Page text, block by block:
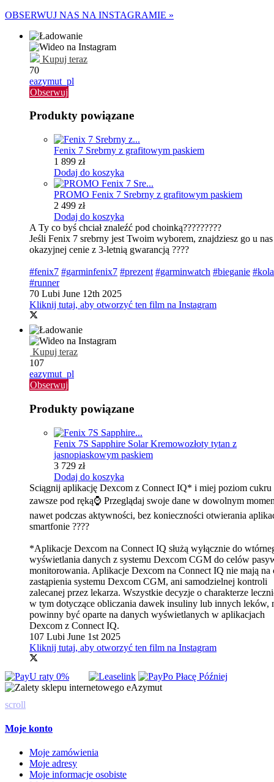
OBSERWUJ NAS NA INSTAGRAMIE »
Kupuj teraz
70
eazymut_pl
Obserwuj
Produkty powiązane
Fenix 7 Srebrny z grafitowym paskiem
1 899 zł
Dodaj do koszyka
PROMO Fenix 7 Srebrny z grafitowym paskiem
2 499 zł
Dodaj do koszyka
A Ty co byś chciał znaleźć pod choinką?????????
Jeśli Fenix 7 srebrny jest Twoim wyborem, znajdziesz go u
okazyjnej cenie z 3-letnią gwarancją ????
#fenix7 #garminfenix7 #prezent #garminwatch #bieganie
#runner
70 Lubi June 12th 2025
Kliknij tutaj, aby otworzyć ten film na Instagram
Kupuj teraz
107
eazymut_pl
Obserwuj
Produkty powiązane
Fenix 7S Sapphire Solar Kremowozłoty tytan z
jasnopiaskowym paskiem
3 729 zł
Dodaj do koszyka
Sciągnij aplikację Dexcom z Connect IQ* i miej poziom cukru
zawsze pod ręką⌚ Przeglądaj swoje dane w dowolnym
nawet podczas aktywności, bez konieczności otwierania
smartfonie ????
*Aplikacje Dexcom na Connect IQ służą wyłącznie do
wyświetlania danych z systemu Dexcom CGM do celów
monitorowania. Aplikacje Dexcom na Connect IQ nie mają na
zastąpienia systemu Dexcom CGM, ani samodzielnej kontroli
zalecanej przez lekarza. Wszystkie decyzje o charakterze
w tym dotyczące obliczania dawek insuliny lub innych leków,
powinny być oparte na danych wyświetlanych w aplikacjach
Dexcom z Connect IQ.
107 Lubi June 1st 2025
Kliknij tutaj, aby otworzyć ten film na Instagram
scroll
Moje konto
Moje zamówienia
Moje adresy
Moje informacje osobiste